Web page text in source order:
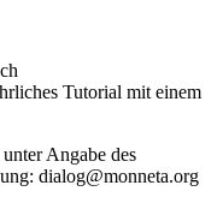
Tutorial mit einem
Angabe des
dialog@monneta.org